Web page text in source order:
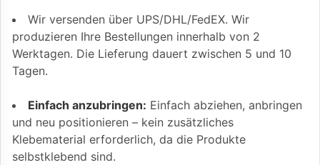
Wir versenden über UPS/DHL/FedEX. Wir
produzieren Ihre Bestellungen innerhalb von 2
Werktagen. Die Lieferung dauert zwischen 5 und 10
Tagen.
Einfach anzubringen: Einfach abziehen, anbringen
und neu positionieren – kein zusätzliches
Klebematerial erforderlich, da die Produkte
selbstklebend sind.